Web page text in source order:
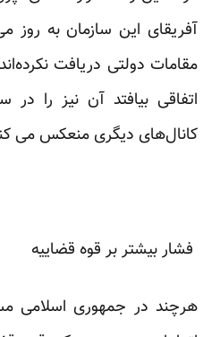
آفریقای این سازمان به روز
مقامات دولتی دریافت
اتفاقی بیافتد آن نیز را
کانال‌های دیگری منعکس می
فشار بیشتر بر قوه قضاییه
هرچند در جمهوری اسلامی